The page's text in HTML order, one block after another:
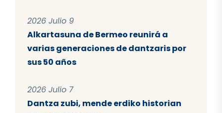
2026 Julio 9
Alkartasuna de Bermeo reunirá a
varias generaciones de dantzaris por
sus 50 años
2026 Julio 7
Dantza zubi, mende erdiko historian